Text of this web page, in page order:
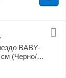
BABY-
(Черно/